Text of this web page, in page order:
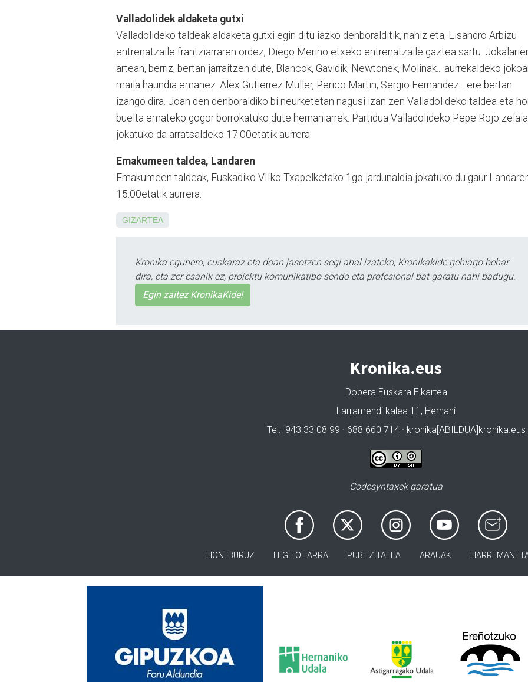
Valladolidek aldaketa gutxi
Valladolideko taldeak aldaketa gutxi egin ditu iazko denboralditik, nahiz eta, Lisandro Arbizu
entrenatzaile frantziarraren ordez, Diego Merino etxeko entrenatzaile gaztea sartu.
artean, berriz, bertan jarraitzen dute, Blan­cok, Gavidik, Newtonek, Moli­nak... aurrekaldeko
maila haundia emanez. Alex Gutierrez Muller, Perico Martin, Sergio Fernan­dez... ere bertan
izango dira. Joan den denboraldiko bi neurketetan nagusi izan zen Valladolideko taldea eta
buelta emateko gogor borrokatuko dute hernaniarrek. Partidua Valladolideko Pepe Rojo
jokatuko da arratsaldeko 17:00etatik aurrera.
Emakumeen taldea, Landaren
Emakumeen taldeak, Euska­diko VIIko Txapelketako 1go jardunaldia jokatuko du gaur
15:00etatik aurrera.
GIZARTEA
Kronika egunero, euskaraz eta doan jasotzen segi ahal izateko, Kronikakide gehiago behar
dira, eta zer esanik ez, proiektu komunikatibo sendo eta profesional bat garatu nahi badugu.
Egin zaitez KronikaKide!
Kronika.eus
Dobera Euskara Elkartea
Larramendi kalea 11, Hernani
Tel.: 943 33 08 99 · 688 660 714 · kronika[ABILDUA]kronika.eus
Codesyntaxek garatua
HONI BURUZ LEGE OHARRA PUBLIZITATEA ARAUAK